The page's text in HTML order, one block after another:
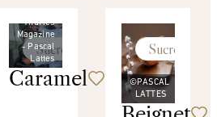
Thuries
Magazine
- Pascal
Lattes
Sucré
Caramel
©PASCAL
LATTES
Sucré